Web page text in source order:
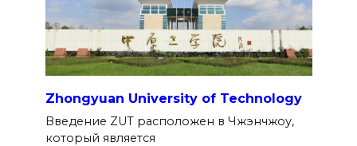
Zhongyuan University of Technology
Введение ZUT расположен в Чжэнчжоу,
который является